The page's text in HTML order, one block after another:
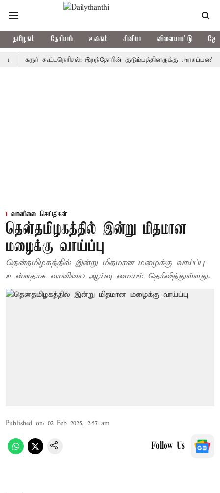
தமிழகம் தேசியம் உலகம் சினிமா விளையாட்டு
கரூர் கூட்டநெரிசல்: இறந்தோரின் குடும்பத்தினருக்கு அரசுப்பணி
வானிலை செய்திகள்
தென்தமிழகத்தில் இன்று மிதமான
மழைக்கு வாய்ப்பு
தென்தமிழகத்தில் இன்று மிதமான மழைக்கு வாய்ப்பு
உள்ளதாக வானிலை ஆய்வு மையம் தெரிவித்துள்ளது.
Published on: 02 Feb 2025, 2:57 am
Follow Us